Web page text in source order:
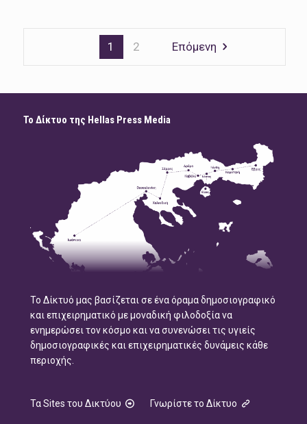
1 2 Επόμενη
Το Δίκτυο της Hellas Press Media
Το Δίκτυό μας βασίζεται σε ένα όραμα δημοσιογραφικό
και επιχειρηματικό με μοναδική φιλοδοξία να
ενημερώσει τον κόσμο και να συνενώσει τις υγιείς
δημοσιογραφικές και επιχειρηματικές δυνάμεις κάθε
περιοχής.
Τα Sites του Δικτύου Γνωρίστε το Δίκτυο